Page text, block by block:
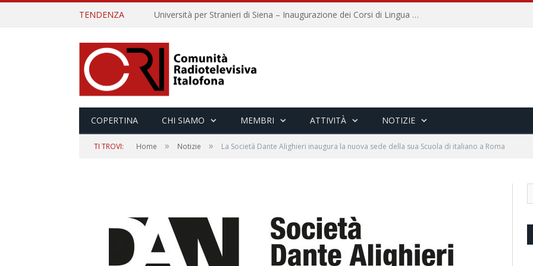
TENDENZA Università per Stranieri di Siena – Inaugurazione dei Corsi di Lingua e Cultura Italiana, 109a annata
COPERTINA CHI SIAMO MEMBRI ATTIVITÀ NOTIZIE
TI TROVI: Home » Notizie » La Società Dante Alighieri inaugura la nuova sede della sua Scuola di italiano a Roma